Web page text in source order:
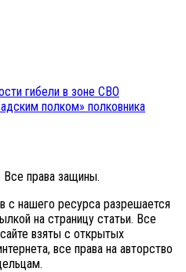
гибели в зоне СВО
полком» полковника
права защины.
с нашего ресурса разрешается
на страницу статьи. Все
взяты с открытых
все права на авторство